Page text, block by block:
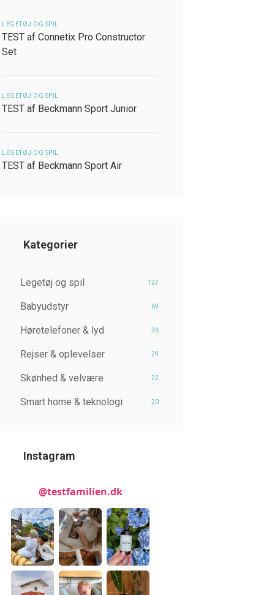
LEGETØJ OG SPIL
TEST af Connetix Pro Constructor
Set
LEGETØJ OG SPIL
TEST af Beckmann Sport Junior
LEGETØJ OG SPIL
TEST af Beckmann Sport Air
Kategorier
Legetøj og spil 127
Babyudstyr 69
Høretelefoner & lyd 33
Rejser & oplevelser 29
Skønhed & velvære 22
Smart home & teknologi 20
Instagram
@testfamilien.dk